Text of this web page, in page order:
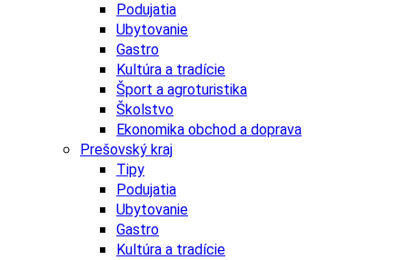
Podujatia
Ubytovanie
Gastro
Kultúra a tradície
Šport a agroturistika
Školstvo
Ekonomika obchod a doprava
Prešovský kraj
Tipy
Podujatia
Ubytovanie
Gastro
Kultúra a tradície